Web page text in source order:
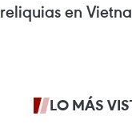
en
LO MÁS